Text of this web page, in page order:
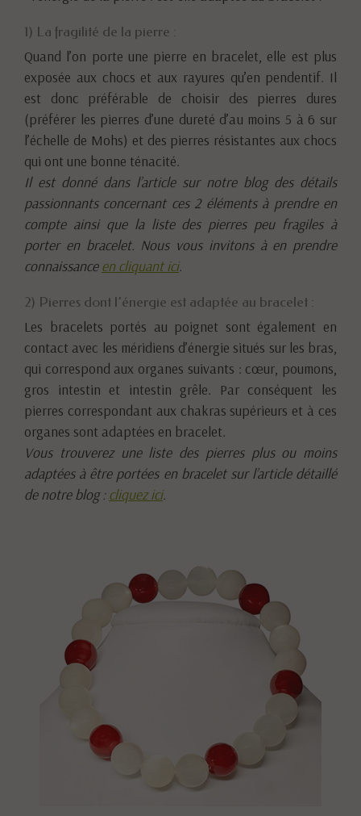
1) La fragilité de la pierre :
Quand l’on porte une pierre en bracelet, elle est plus
exposée aux chocs et aux rayures qu’en pendentif. Il
est donc préférable de choisir des pierres dures
(préférer les pierres d’une dureté d’au moins 5 à 6 sur
l’échelle de Mohs) et des pierres résistantes aux chocs
qui ont une bonne ténacité.
Il est donné dans l’article sur notre blog des détails
passionnants concernant ces 2 éléments à prendre en
compte ainsi que la liste des pierres peu fragiles à
porter en bracelet. Nous vous invitons à en prendre
connaissanceen cliquant ici.
2) Pierres dont l’énergie est adaptée au bracelet :
Les bracelets portés au poignet sont également en
contact avec les méridiens d’énergie situés sur les bras,
qui correspond aux organes suivants : cœur, poumons,
gros intestin et intestin grêle. Par conséquent les
pierres correspondant aux chakras supérieurs et à ces
organes sont adaptées en bracelet.
Vous trouverez une liste des pierres plus ou moins
adaptées à être portées en bracelet sur l’article détaillé
de notre blog :cliquez ici.